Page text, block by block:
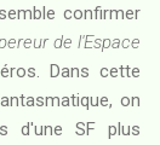
confirmer
de l'Espace
Dans cette
on
d'une SF plus